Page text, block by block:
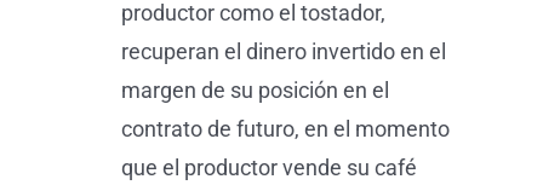
productor como el tostador,
recuperan el dinero invertido en el
margen de su posición en el
contrato de futuro, en el momento
que el productor vende su café